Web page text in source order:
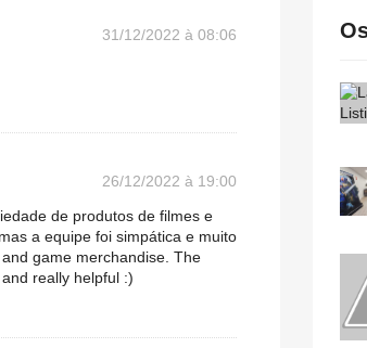
31/12/2022 à 08:06
26/12/2022 à 19:00
de produtos de filmes e
a equipe foi simpática e muito
game merchandise. The
really helpful :)